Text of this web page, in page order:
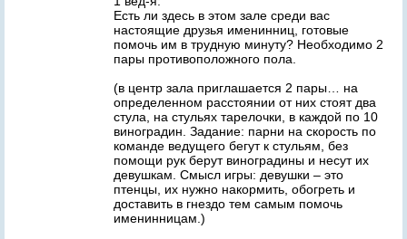
Есть ли здесь в этом зале среди вас
настоящие друзья именинниц, готовые
помочь им в трудную минуту? Необходимо 2
пары противоположного пола.
(в центр зала приглашается 2 пары… на
определенном расстоянии от них стоят два
стула, на стульях тарелочки, в каждой по 10
виноградин. Задание: парни на скорость по
команде ведущего бегут к стульям, без
помощи рук берут виноградины и несут их
девушкам. Смысл игры: девушки – это
птенцы, их нужно накормить, обогреть и
доставить в гнездо тем самым помочь
именинницам.)